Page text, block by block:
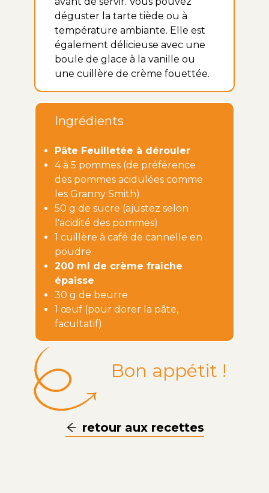
déguster la tarte tiède ou à
température ambiante. Elle est
également délicieuse avec une
boule de glace à la vanille ou
une cuillère de crème fouettée.
Ingrédients
Pâte Feuilletée à dérouler
4 à 5 pommes (de préférence
des pommes acidulées comme
les Granny Smith)
50 g de sucre (ajustez selon
l'acidité des pommes)
1 cuillère à café de cannelle en
poudre
200 ml de crème fraîche
épaisse
30 g de beurre
1 œuf (pour dorer la pâte,
facultatif)
Bon appétit !
retour aux recettes